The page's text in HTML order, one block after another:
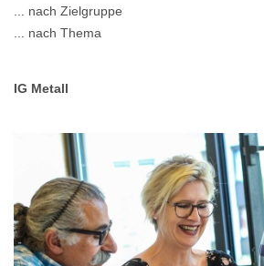
... nach Zielgruppe
... nach Thema
IG Metall